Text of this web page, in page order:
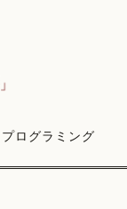
プログラミング